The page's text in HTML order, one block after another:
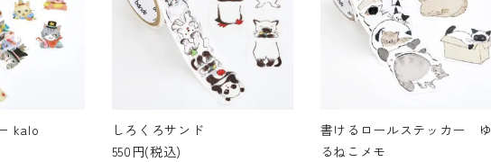
kalo
しろくろサンド
550円(税込)
書けるロールステッカー ゆ
るねこメモ